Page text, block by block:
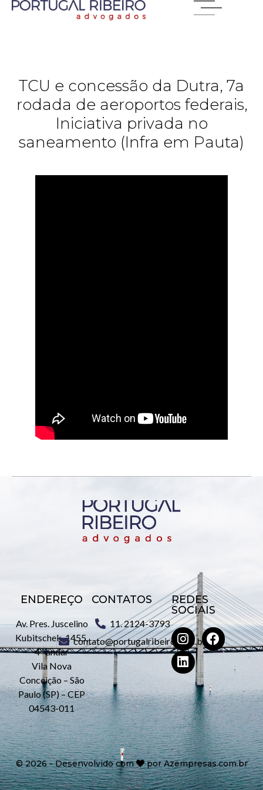
TCU e concessão da Dutra, 7a
rodada de aeroportos federais,
Iniciativa privada no
saneamento (Infra em Pauta)
ENDEREÇO
Av. Pres. Juscelino
Kubitschek, 1455,
4º andar
Vila Nova
Conceição – São
Paulo (SP) – CEP
04543-011
CONTATOS
11. 2124-3793
contato@portugalribeiro.com.br
REDES
SOCIAIS
©2026- Desenvolvido com porAzempresas.com.br